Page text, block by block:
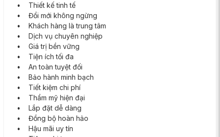
• Thiết kế tinh tế
• Đổi mới không ngừng
• Khách hàng là trung tâm
• Dịch vụ chuyên nghiệp
• Giá trị bền vững
• Tiện ích tối đa
• An toàn tuyệt đối
• Bảo hành minh bạch
• Tiết kiệm chi phí
• Thẩm mỹ hiện đại
• Lắp đặt dễ dàng
• Đồng bộ hoàn hảo
• Hậu mãi uy tín